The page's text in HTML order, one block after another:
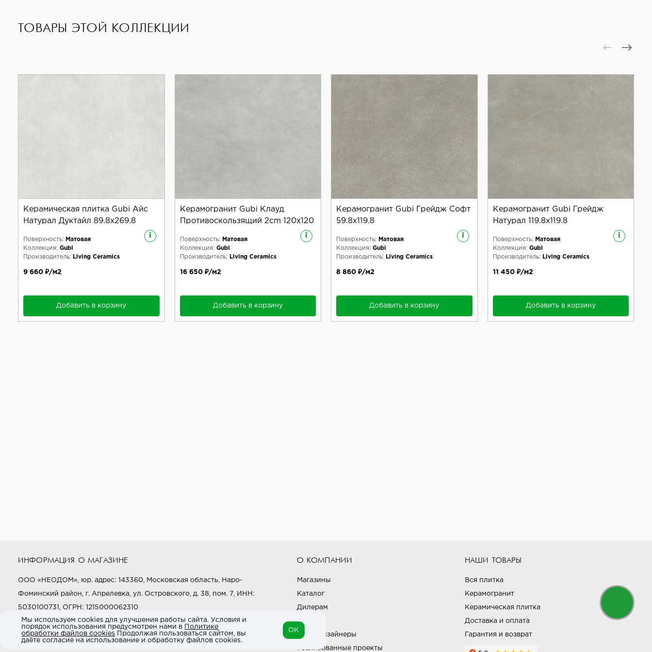
ТОВАРЫ ЭТОЙ КОЛЛЕКЦИИ
Керамическая плитка Gubi Айс
Натурал Дуктайл 89.8x269.8
i
Поверхность:
Матовая
Коллекция: Gubi
Производитель:
Living Ceramics
9 660 ₽/м2
Добавить в корзину
Керамогранит Gubi Клауд
Противоскользящий 2cm 120x120
i
Поверхность:
Матовая
Коллекция: Gubi
Производитель:
Living Ceramics
16 650 ₽/м2
Добавить в корзину
Керамогранит Gubi Грейдж Софт
59.8x119.8
i
Поверхность:
Матовая
Коллекция: Gubi
Производитель:
Living Ceramics
8 860 ₽/м2
Добавить в корзину
Керамогранит Gubi Грейдж
Натурал 119.8x119.8
i
Поверхность:
Матовая
Коллекция: Gubi
Производитель:
Living Ceramics
11 450 ₽/м2
Добавить в корзину
ИНФОРМАЦИЯ О МАГАЗИНЕ
ООО «НЕОДОМ», юр. адрес: 143360, Московская область, Наро-
Фоминский район, г. Апрелевка, ул. Островского, д. 38, пом. 7, ИНН:
5030100731, ОГРН: 1215000062310
Звоните нам:+7 (800) 505-97-97
E-mail: market@neodom.ru
О КОМПАНИИ
Магазины
Каталог
Дилерам
Блог
Наши дизайнеры
Реализованные проекты
НАШИ ТОВАРЫ
Вся плитка
Керамогранит
Керамическая плитка
Доставка и оплата
Гарантия и возврат
Мы используем cookies для улучшения работы сайта. Условия и
порядок использования предусмотрен нами в
Политике
обработки файлов cookies Продолжая пользоваться сайтом, вы
даёте согласие на использование и обработку файлов cookies.
OK